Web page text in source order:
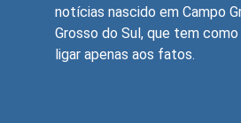
notícias nascido em Campo
Grosso do Sul, que tem
ligar apenas aos fatos.